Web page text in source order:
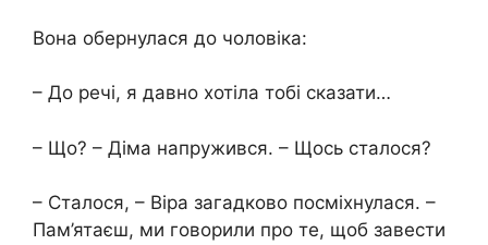
Вона обернулася до чоловіка:
– До речі, я давно хотіла тобі сказати…
– Що? – Діма напружився. – Щось сталося?
– Сталося, – Віра загадково посміхнулася. –
Пам’ятаєш, ми говорили про те, щоб завести